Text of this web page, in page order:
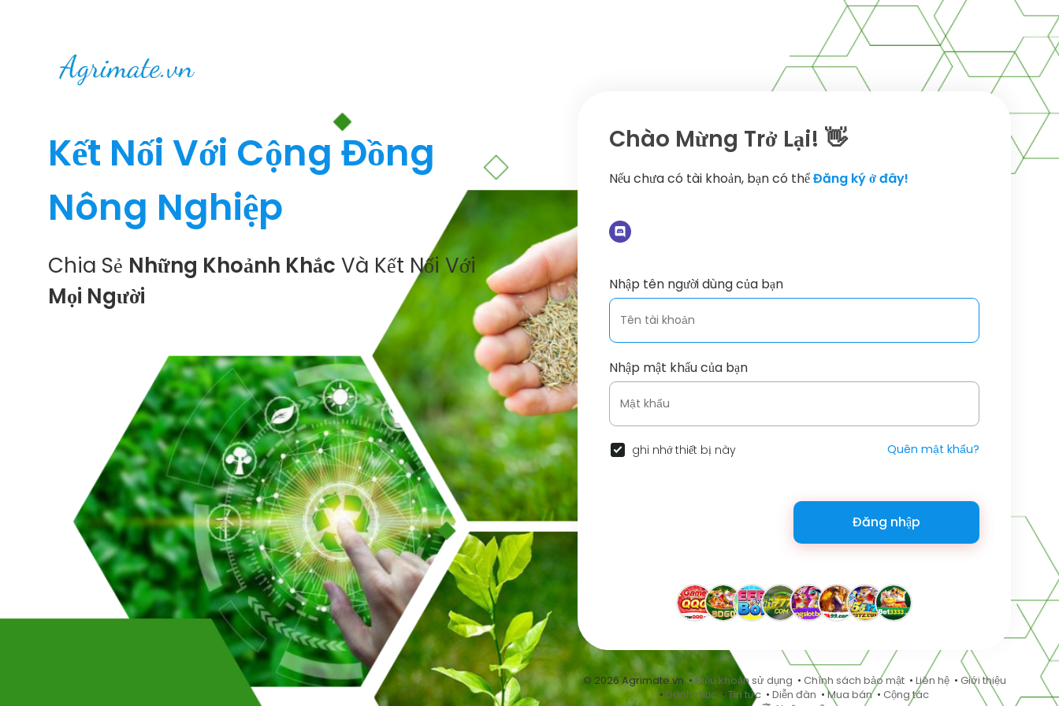
Kết Nối Với Cộng Đồng
Nông Nghiệp
Chia Sẻ Những Khoảnh Khắc Và Kết Nối Với
Mọi Người
Chào Mừng Trở Lại! 👋
Nếu chưa có tài khoản, bạn có thểĐăng ký ở đây!
Nhập tên người dùng của bạn
Nhập mật khẩu của bạn
ghi nhớ thiết bị này Quên mật khẩu?
Đăng nhập
© 2026 Agrimate.vn •Điều khoản sử dụng • Chính sách bảo mật• Liên hệ• Giới thiệu
• Danh mục• Tin tức • Diễn đàn •Mua bán• Cộng tác